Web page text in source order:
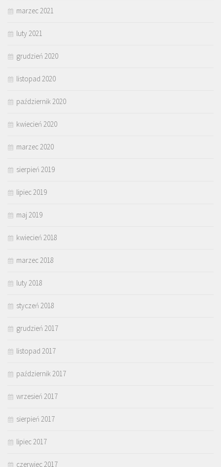
marzec 2021
luty 2021
grudzień 2020
listopad 2020
październik 2020
kwiecień 2020
marzec 2020
sierpień 2019
lipiec 2019
maj 2019
kwiecień 2018
marzec 2018
luty 2018
styczeń 2018
grudzień 2017
listopad 2017
październik 2017
wrzesień 2017
sierpień 2017
lipiec 2017
czerwiec 2017